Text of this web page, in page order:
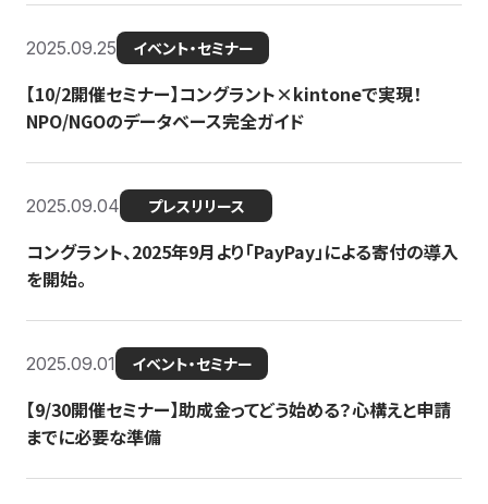
2025.09.25 イベント・セミナー
【10/2開催セミナー】コングラント×kintoneで実現！
NPO/NGOのデータベース完全ガイド
2025.09.04 プレスリリース
コングラント、2025年9月より「PayPay」による寄付の導入
を開始。
2025.09.01 イベント・セミナー
【9/30開催セミナー】助成金ってどう始める？心構えと申請
までに必要な準備